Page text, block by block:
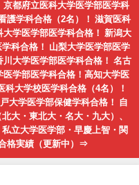
都府立医科大学医学部医学科
護学科合格（2名）！ 滋賀医科
学医学部医学科合格！ 新潟大
科合格！ 山梨大学医学部医学
大学医学部医学科合格！ 名古
学部医学科合格！高知大学医
大学校医学科合格（4名）！
大学医学部保健学科合格！ 自
大・東北大・名大・九大）、
立大学医学部・早慶上智・関
格実績（更新中）⇒